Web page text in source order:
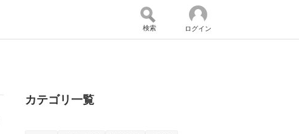
検索 ログイン
カテゴリ一覧